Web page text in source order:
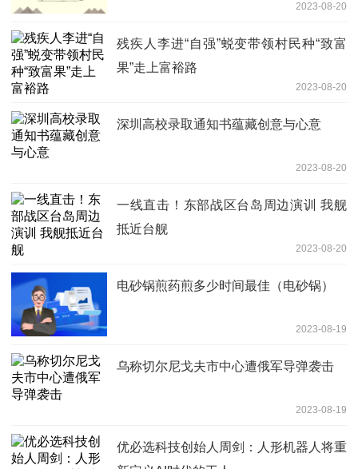
2023-08-20
残疾人李进“自强”蜕变带领村民种“致富
果”走上富裕路
2023-08-20
深圳高校录取通知书蕴藏创意与心意
2023-08-20
一线直击！东部战区台岛周边演训 我舰
抵近台舰
2023-08-20
电砂锅煎药煎多少时间最佳（电砂锅）
2023-08-19
乌称切尔尼戈夫市中心遭俄军导弹袭击
2023-08-19
优必选科技创始人周剑：人形机器人将重